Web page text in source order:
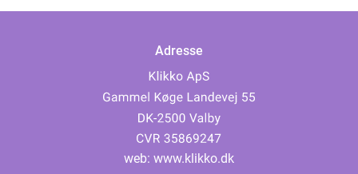
Adresse
web: www.klikko.dk